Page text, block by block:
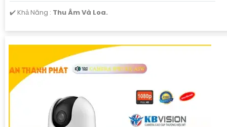
️✔️ Khả Năng : Thu Âm Và Loa.